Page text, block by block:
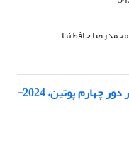
حافظ نیا
تغییر و تداوم در روابط روسیه و امریکا در دور چهارم پوتین، 2024-